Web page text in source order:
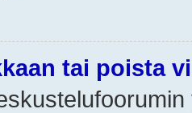
tai poista